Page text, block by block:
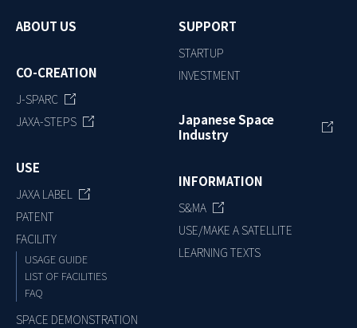
ABOUT US
CO-CREATION
J-SPARC
JAXA-STEPS
USE
JAXA LABEL
PATENT
FACILITY
USAGE GUIDE
LIST OF FACILITIES
FAQ
SPACE DEMONSTRATION
SUPPORT
STARTUP
INVESTMENT
Japanese Space
Industry
INFORMATION
S&MA
USE/MAKE A SATELLITE
LEARNING TEXTS